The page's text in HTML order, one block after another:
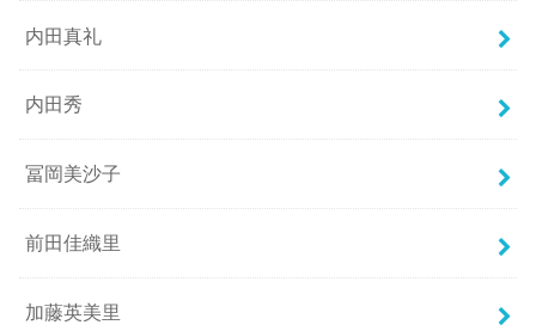
内田真礼
内田秀
冨岡美沙子
前田佳織里
加藤英美里